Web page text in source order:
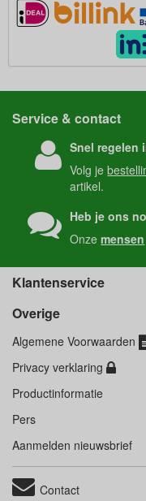
Service & contact
Snel regelen
Volg je
artikel.
Heb je ons
Onzemensen
Klantenservice
Overige
Algemene Voorwaarden
Privacy verklaring
Productinformatie
Pers
Aanmelden nieuwsbrief
Contact